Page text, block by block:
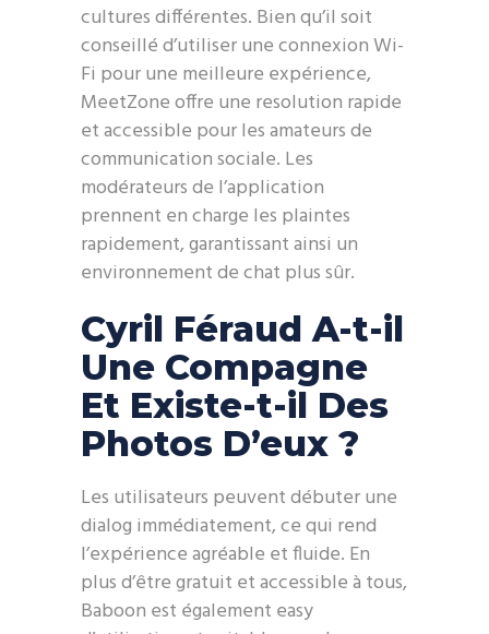
cultures différentes. Bien qu’il soit
conseillé d’utiliser une connexion Wi-
Fi pour une meilleure expérience,
MeetZone offre une resolution rapide
et accessible pour les amateurs de
communication sociale. Les
modérateurs de l’application
prennent en charge les plaintes
rapidement, garantissant ainsi un
environnement de chat plus sûr.
Cyril Féraud A-t-il
Une Compagne
Et Existe-t-il Des
Photos D’eux ?
Les utilisateurs peuvent débuter une
dialog immédiatement, ce qui rend
l’expérience agréable et fluide. En
plus d’être gratuit et accessible à tous,
Baboon est également easy